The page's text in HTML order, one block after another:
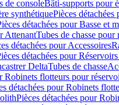
de consoleBâti-supports pour
synthétiquePièces
détachées pour Basse et
AttenantTubes de chasse pour
détachées pour Accessoires
détachées pour
DeltaTubes de chasse
Robinets flotteurs pour
détachées pour Robinets
Pièces détachées pour